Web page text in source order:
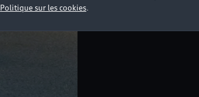
Politique sur les cookies.